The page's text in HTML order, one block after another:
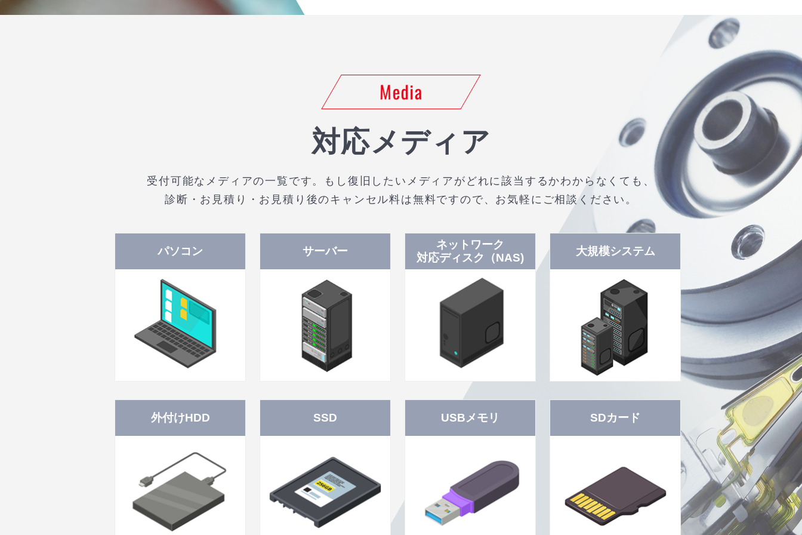
Media
対応メディア
受付可能なメディアの一覧です。もし復旧したいメディアがどれに該当するかわからなくても、
診断・お見積り・お見積り後のキャンセル料は無料ですので、お気軽にご相談ください。
パソコン サーバー
ネットワーク
対応ディスク（NAS)
大規模システム
外付けHDD SSD USBメモリ SDカード